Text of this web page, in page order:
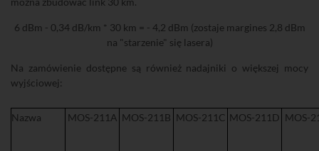
6 dBm - 0,34 dB/km * 30 km = - 4,2 dBm (zostaje margines 2,8 dBm
na "starzenie" się lasera)
Na zamówienie dostępne są również nadajniki o większej mocy
wyjściowej:
Nazwa MOS-211A MOS-211B MOS-211C MOS-211D MOS-